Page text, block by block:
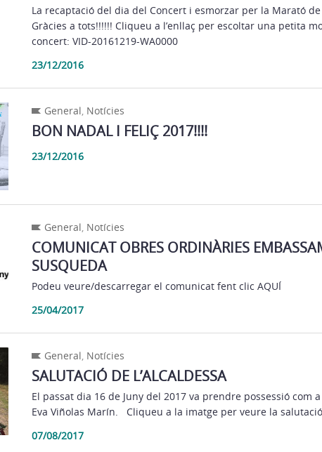
La recaptació del dia del Concert i esmorzar per la Marató de
Gràcies a tots!!!!!! Cliqueu a l’enllaç per escoltar una petita
concert: VID-20161219-WA0000
23/12/2016
General, Notícies
BON NADAL I FELIÇ 2017!!!!
23/12/2016
General, Notícies
COMUNICAT OBRES ORDINÀRIES
SUSQUEDA
Podeu veure/descarregar el comunicat fent clic AQUÍ
25/04/2017
General, Notícies
SALUTACIÓ DE L’ALCALDESSA
El passat dia 16 de Juny del 2017 va prendre possessió com
Eva Viñolas Marín. Cliqueu a la imatge per veure la salutació
07/08/2017